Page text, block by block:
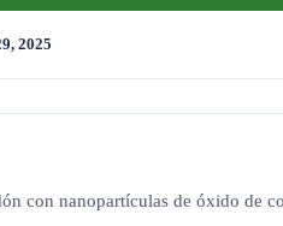
2025
con nanopartículas de óxido de